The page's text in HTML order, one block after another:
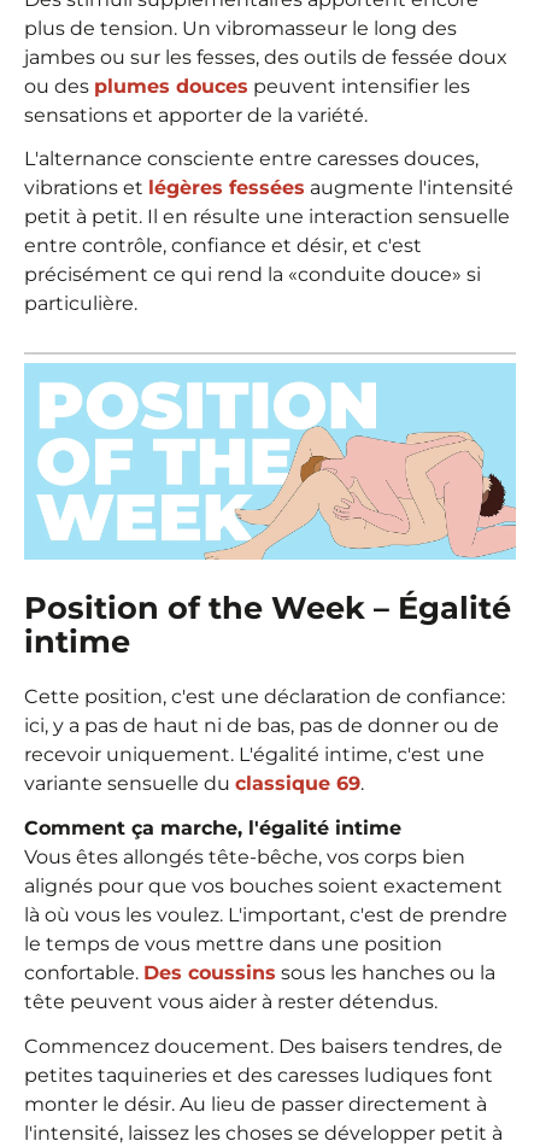
plus de tension. Un vibromasseur le long des
jambes ou sur les fesses, des outils de fessée doux
ou des plumes douces peuvent intensifier les
sensations et apporter de la variété.
L'alternance consciente entre caresses douces,
vibrations et légères fessées augmente l'intensité
petit à petit. Il en résulte une interaction sensuelle
entre contrôle, confiance et désir, et c'est
précisément ce qui rend la «conduite douce» si
particulière.
Position of the Week – Égalité
intime
Cette position, c'est une déclaration de confiance:
ici, y a pas de haut ni de bas, pas de donner ou de
recevoir uniquement. L'égalité intime, c'est une
variante sensuelle du classique 69.
Comment ça marche, l'égalité intime
Vous êtes allongés tête-bêche, vos corps bien
alignés pour que vos bouches soient exactement
là où vous les voulez. L'important, c'est de prendre
le temps de vous mettre dans une position
confortable. Des coussins sous les hanches ou la
tête peuvent vous aider à rester détendus.
Commencez doucement. Des baisers tendres, de
petites taquineries et des caresses ludiques font
monter le désir. Au lieu de passer directement à
l'intensité, laissez les choses se développer petit à